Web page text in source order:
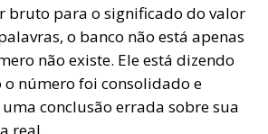
bruto para o significado do valor
o banco não está apenas
não existe. Ele está dizendo
número foi consolidado e
conclusão errada sobre sua